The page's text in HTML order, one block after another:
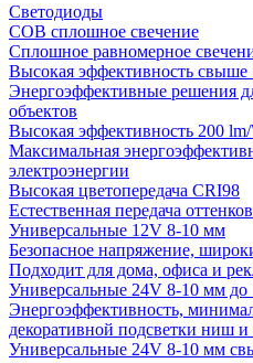
Светодиоды
COB сплошное свечение
Сплошное равномерное
Высокая эффективность свыше
Энергоэффективные решения
объектов
Высокая эффективность 200
Максимальная
электроэнергии
Высокая цветопередача CRI98
Естественная передача
Универсальные 12V 8-10 мм
Безопасное напряжение,
Подходит для дома, офиса и
Универсальные 24V 8-10 мм до
Энергоэффективность,
декоративной подсветки ниш и
Универсальные 24V 8-10 мм